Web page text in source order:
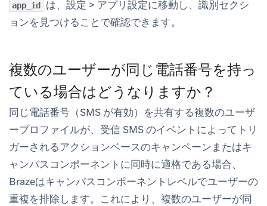
app_id は、 設定 > アプリ設定に移動し、 識別セクシ
ョンを見つけることで確認できます。
複数のユーザーが同じ電話番号を持っ
ている場合はどうなりますか？
同じ電話番号（SMS が有効）を共有する複数のユーザ
ープロファイルが、受信 SMS のイベントによってトリ
ガーされるアクションベースのキャンペーンまたはキ
ャンバスコンポーネントに同時に適格である場合、
Brazeはキャンバスコンポーネントレベルでユーザーの
重複を排除します。これにより、複数のユーザーが同